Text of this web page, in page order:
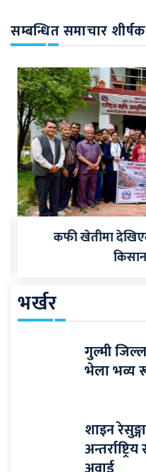
सम्बन्धित समाचार
कफी खेतीमा
भर्खर
गुल्मी
भेला भव्य
शाइन